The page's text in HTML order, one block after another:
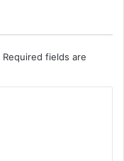
Required fields are